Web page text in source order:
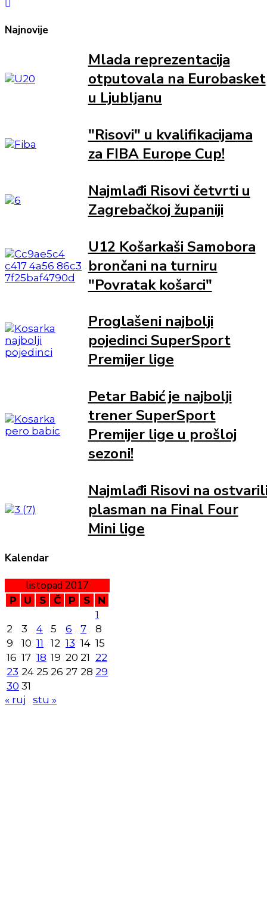
Najnovije
Mlada reprezentacija
otputovala na Eurobasket
u Ljubljanu
"Risovi" u kvalifikacijama
za FIBA Europe Cup!
Najmlađi Risovi četvrti u
Zagrebačkoj županiji
U12 Košarkaši Samobora
brončani na turniru
"Povratak košarci"
Proglašeni najbolji
pojedinci SuperSport
Premijer lige
Petar Babić je najbolji
trener SuperSport
Premijer lige u prošloj
sezoni!
Najmlađi Risovi na
plasman na Final Four
Mini lige
Kalendar
listopad 2017
P U S Č P S
N
1
2
3 4 5 6 7
8
9
10 11 12 13 14 15
16 17 18 19 20 21 22
23 24 25 26 27 28 29
30 31
« ruj
stu »